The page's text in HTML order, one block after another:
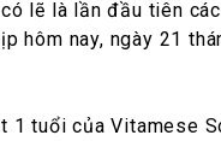
lẽ là lần đầu tiên
hôm nay, ngày 21
tuổi của Vitamese